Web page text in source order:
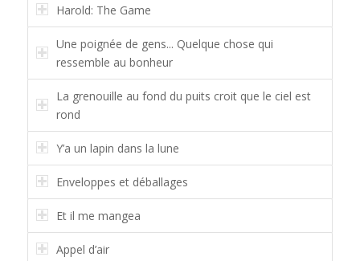
Harold: The Game
Une poignée de gens... Quelque chose qui
ressemble au bonheur
La grenouille au fond du puits croit que le ciel est
rond
Y’a un lapin dans la lune
Enveloppes et déballages
Et il me mangea
Appel d’air